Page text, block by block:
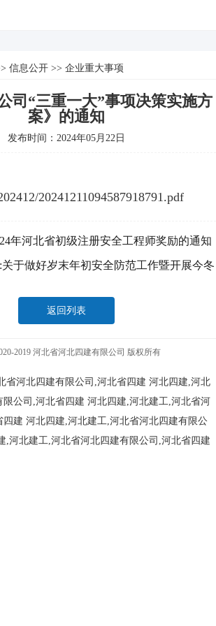
信息公开 >> 企业重大事项
司“三重一大”事项决策实施方
案》的通知
发布时间：2024年05月22日
20241211094587918791.pdf
年河北省初级注册安全工程师奖励的通知
于做好岁末年初安全防范工作暨开展今冬
返回列表
2019 河北省河北四建有限公司 版权所有
省河北四建有限公司,河北省四建 河北四建,河北
公司,河北省四建 河北四建,河北建工,河北省河
四建 河北四建,河北建工,河北省河北四建有限公
,河北建工,河北省河北四建有限公司,河北省四建